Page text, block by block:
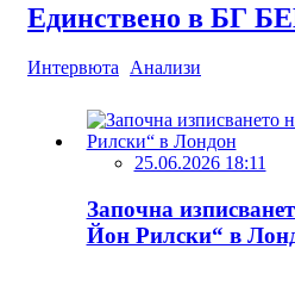
Единствено в БГ
Интервюта Анализи
25.06.2026 18:11
Започна
Йон Рилски“ в